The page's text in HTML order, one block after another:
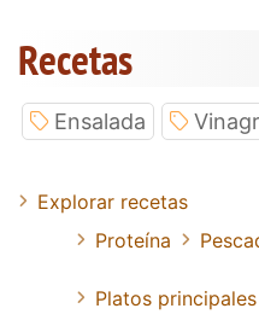
Recetas
Ensalada
Explorar recetas
Proteína
Platos principales